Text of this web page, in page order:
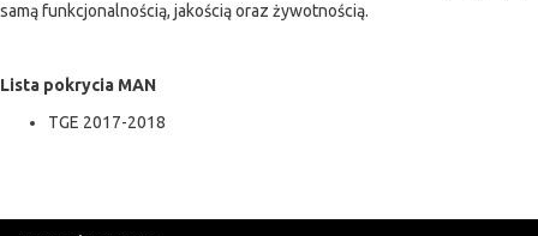
samą funkcjonalnością, jakością oraz żywotnością.
Lista pokrycia MAN
TGE 2017-2018